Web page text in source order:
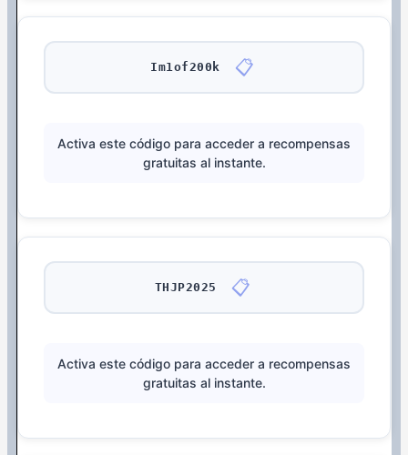
Im1of200k 📋
Activa este código para acceder a recompensas
gratuitas al instante.
THJP2025 📋
Activa este código para acceder a recompensas
gratuitas al instante.